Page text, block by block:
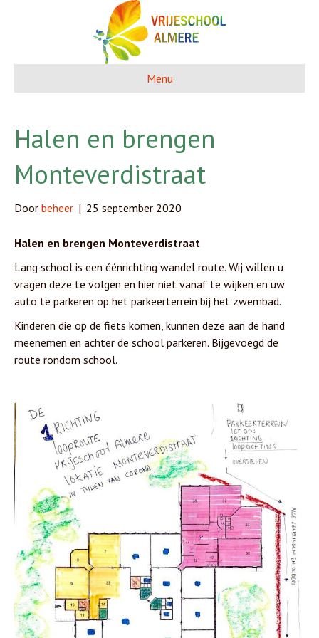
Menu
Halen en brengen
Monteverdistraat
Door beheer | 25 september 2020
Halen en brengen Monteverdistraat
Lang school is een éénrichting wandel route. Wij willen u
vragen deze te volgen en hier niet vanaf te wijken en uw
auto te parkeren op het parkeerterrein bij het zwembad.
Kinderen die op de fiets komen, kunnen deze aan de hand
meenemen en achter de school parkeren. Bijgevoegd de
route rondom school.